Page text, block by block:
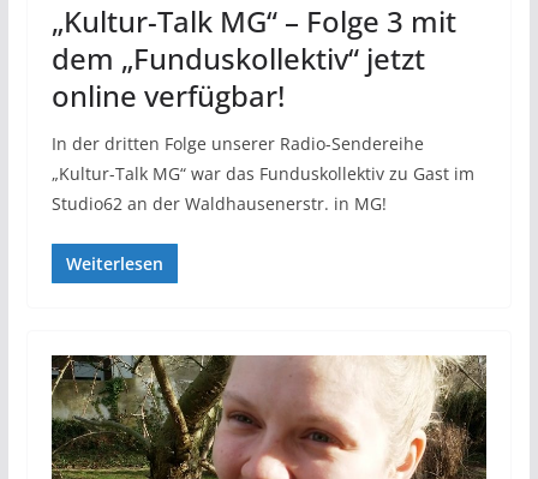
„Kultur-Talk MG“ – Folge 3 mit
dem „Funduskollektiv“ jetzt
online verfügbar!
In der dritten Folge unserer Radio-Sendereihe
„Kultur-Talk MG“ war das Funduskollektiv zu Gast im
Studio62 an der Waldhausenerstr. in MG!
Weiterlesen